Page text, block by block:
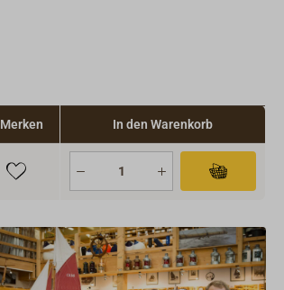
Merken In den Warenkorb